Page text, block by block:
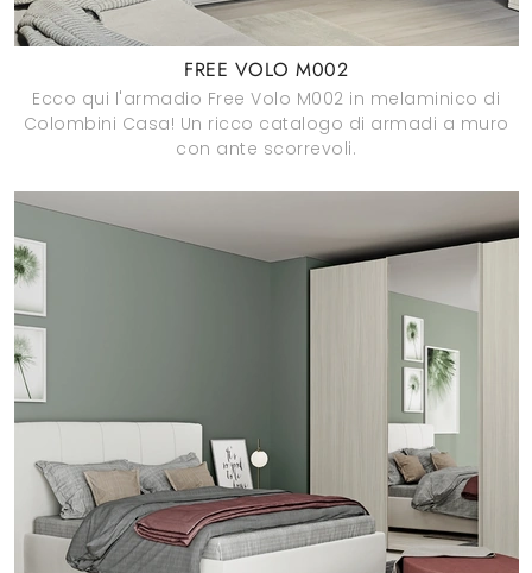
FREE VOLO M002
Ecco qui l'armadio Free Volo M002 in melaminico di
Colombini Casa! Un ricco catalogo di armadi a muro
con ante scorrevoli.